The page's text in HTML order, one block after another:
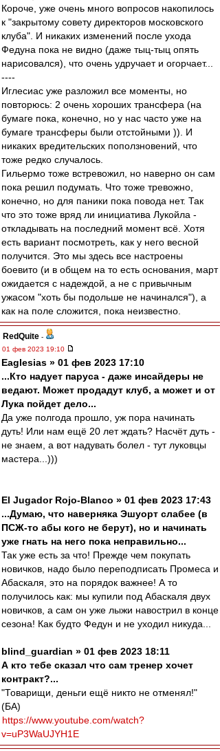
Короче, уже очень много вопросов накопилось
к "закрытому совету директоров московского
клуба". И никаких изменений после ухода
Федуна пока не видно (даже тыц-тыц опять
нарисовался), что очень удручает и огорчает...
----
Иглесиас уже разложил все моменты, но
повторюсь: 2 очень хороших трансфера (на
бумаге пока, конечно, но у нас часто уже на
бумаге трансферы были отстойными )). И
никаких вредительских поползновений, что
тоже редко случалось.
Гильермо тоже встревожил, но наверно он сам
пока решил подумать. Что тоже тревожно,
конечно, но для паники пока повода нет. Так
что это тоже вряд ли инициатива Лукойла -
откладывать на последний момент всё. Хотя
есть вариант посмотреть, как у него весной
получится. Это мы здесь все настроены
боевито (и в общем на то есть основания, март
ожидается с надеждой, а не с привычным
ужасом "хоть бы подольше не начинался"), а
как на поле сложится, пока неизвестно.
RedQuite -
01 фев 2023 19:10
Eaglesias » 01 фев 2023 17:10
...Кто надует паруса - даже инсайдеры не
ведают. Может продадут клуб, а может и от
Лука пойдет дело...
Да уже полгода прошло, уж пора начинать
дуть! Или нам ещё 20 лет ждать? Насчёт дуть -
не знаем, а вот надувать болел - тут луковцы
мастера...)))
El Jugador Rojo-Blanco » 01 фев 2023 17:43
...Думаю, что наверняка Эшуорт слабее (в
ПСЖ-то абы кого не берут), но и начинать
уже гнать на него пока неправильно...
Так уже есть за что! Прежде чем покупать
новичков, надо было переподписать Промеса и
Абаскаля, это на порядок важнее! А то
получилось как: мы купили под Абаскаля двух
новичков, а сам он уже лыжи навострил в конце
сезона! Как будто Федун и не уходил никуда...
blind_guardian » 01 фев 2023 18:11
А кто тебе сказал что сам тренер хочет
контракт?...
"Товарищи, деньги ещё никто не отменял!"
(БА)
https://www.youtube.com/watch?
v=uP3WaUJYH1E